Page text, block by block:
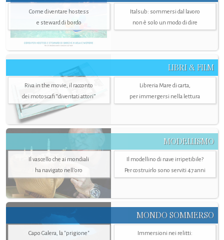
Come diventare hostess
e steward di bordo
Italsub: sommersi dal lavoro
non è solo un modo di dire
LIBRI & FILM
Riva in the movie, il racconto
dei motoscafi “diventati attori”
Libreria Mare di carta,
per immergersi nella lettura
MODELLISMO
Il vascello che ai mondiali
ha navigato nell’oro
Il modellino di nave irripetibile?
Per costruirlo sono serviti 47 anni
MONDO SOMMERSO
Capo Galera, la "prigione"
Immersioni nei relitti: